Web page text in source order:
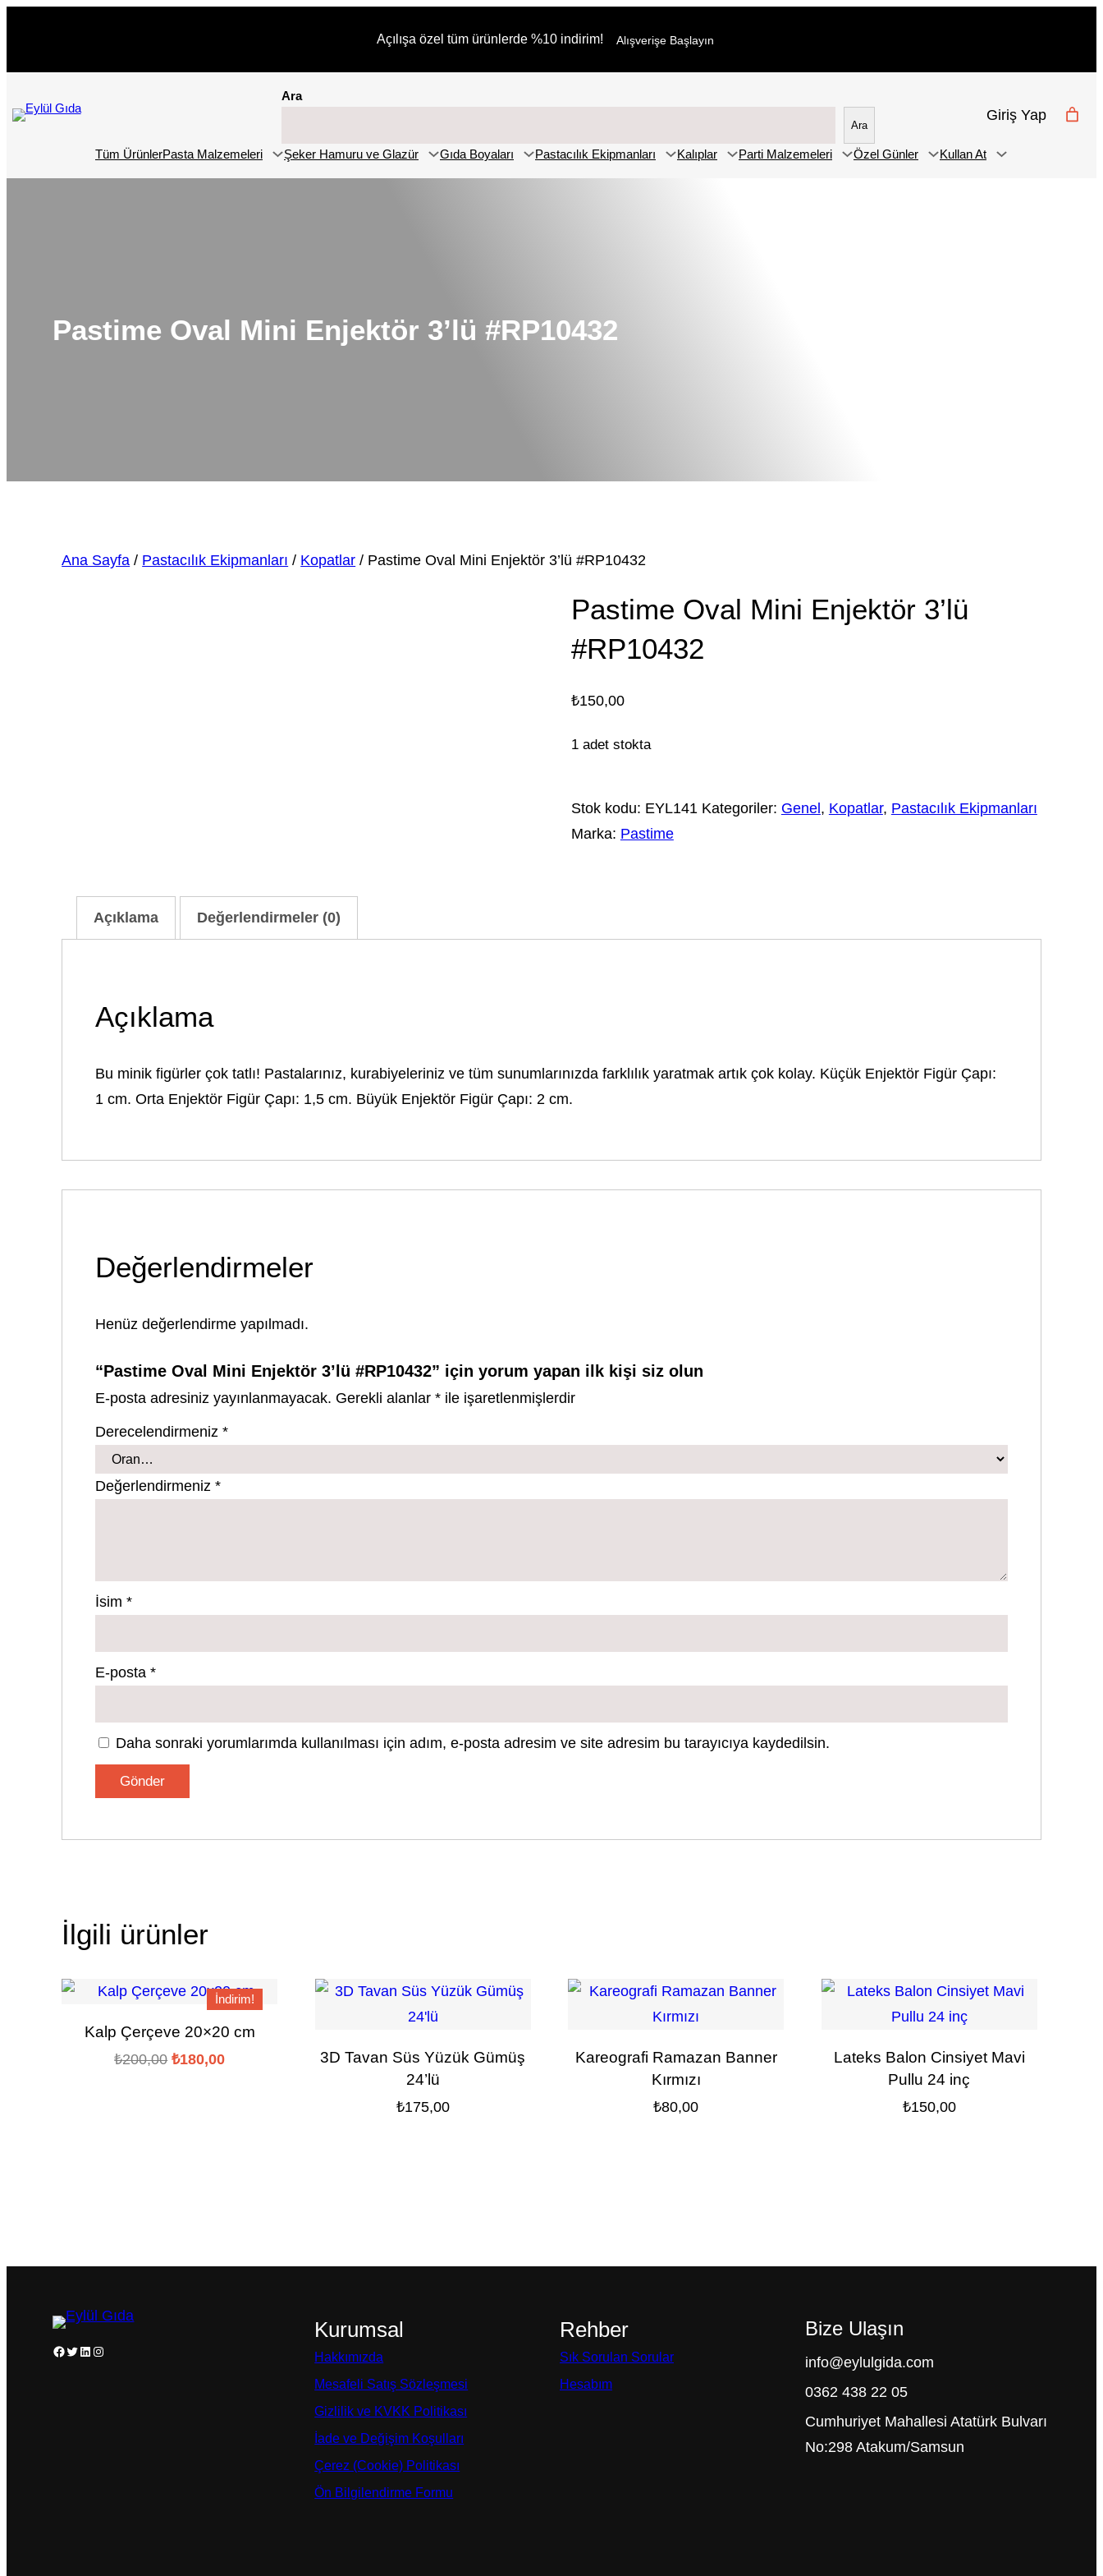
Açılışa özel tüm ürünlerde %10 indirim! Alışverişe Başlayın
Ara
Ara
Giriş Yap
Tüm ÜrünlerPasta Malzemeleri Şeker Hamuru ve Glazür Gıda Boyaları Pastacılık Ekipmanları Kalıplar Parti Malzemeleri Özel Günler Kullan At
Pastime Oval Mini Enjektör 3’lü #RP10432
Ana Sayfa / Pastacılık Ekipmanları / Kopatlar / Pastime Oval Mini Enjektör 3’lü #RP10432
Pastime Oval Mini Enjektör 3’lü
#RP10432
₺150,00
1 adet stokta
Stok kodu: EYL141 Kategoriler: Genel, Kopatlar, Pastacılık Ekipmanları
Marka: Pastime
Açıklama Değerlendirmeler (0)
Açıklama
Bu minik figürler çok tatlı! Pastalarınız, kurabiyeleriniz ve tüm sunumlarınızda farklılık yaratmak artık çok kolay. Küçük Enjektör Figür Çapı:
1 cm. Orta Enjektör Figür Çapı: 1,5 cm. Büyük Enjektör Figür Çapı: 2 cm.
Değerlendirmeler
Henüz değerlendirme yapılmadı.
“Pastime Oval Mini Enjektör 3’lü #RP10432” için yorum yapan ilk kişi siz olun
E-posta adresiniz yayınlanmayacak. Gerekli alanlar* ile işaretlenmişlerdir
Derecelendirmeniz*
Değerlendirmeniz*
İsim*
E-posta*
Daha sonraki yorumlarımda kullanılması için adım, e-posta adresim ve site adresim bu tarayıcıya kaydedilsin.
İlgili ürünler
İndirim!
Kalp Çerçeve 20×20 cm
₺200,00 Orijinal
₺180,00Şu
3D Tavan Süs Yüzük Gümüş
24’lü
₺175,00
Kareografi Ramazan Banner
Kırmızı
₺80,00
Lateks Balon Cinsiyet Mavi
Pullu 24 inç
₺150,00
Facebook Twitter LinkedIn Instagram
Kurumsal
Hakkımızda
Mesafeli Satış Sözleşmesi
Gizlilik ve KVKK Politikası
İade ve Değişim Koşulları
Çerez (Cookie) Politikası
Ön Bilgilendirme Formu
Rehber
Sık Sorulan Sorular
Hesabım
Bize Ulaşın
info@eylulgida.com
0362 438 22 05
Cumhuriyet Mahallesi Atatürk Bulvarı
No:298 Atakum/Samsun